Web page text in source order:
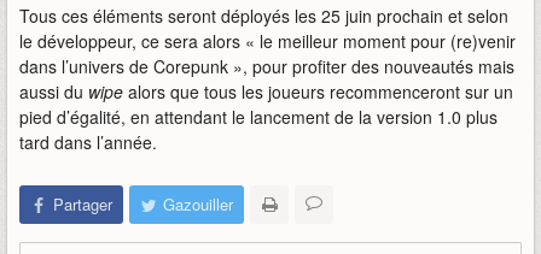
Tous ces éléments seront déployés les 25 juin prochain et selon
le développeur, ce sera alors « le meilleur moment pour (re)venir
dans l’univers de Corepunk », pour profiter des nouveautés mais
aussi du wipe alors que tous les joueurs recommenceront sur un
pied d’égalité, en attendant le lancement de la version 1.0 plus
tard dans l’année.
Partager Gazouiller